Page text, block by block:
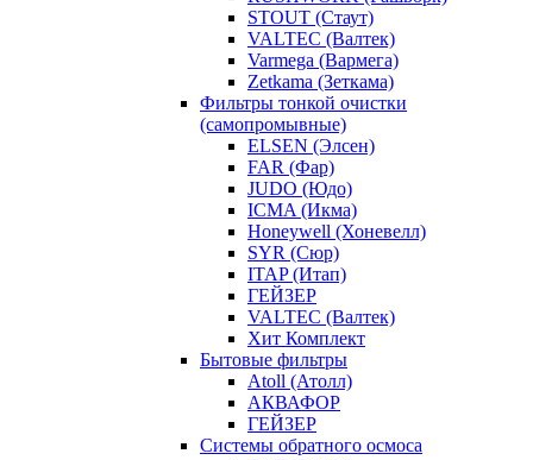
STOUT (Стаут)
VALTEC (Валтек)
Varmega (Вармега)
Zetkama (Зеткама)
Фильтры тонкой очистки
(самопромывные)
ELSEN (Элсен)
FAR (Фар)
JUDO (Юдо)
ICMA (Икма)
Honeywell (Хоневелл)
SYR (Сюр)
ITAP (Итап)
ГЕЙЗЕР
VALTEC (Валтек)
Хит Комплект
Бытовые фильтры
Atoll (Атолл)
АКВАФОР
ГЕЙЗЕР
Системы обратного осмоса